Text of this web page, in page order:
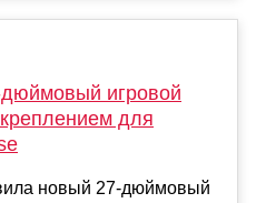
игровой
для
новый 27-дюймовый